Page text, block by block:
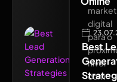
Best
digital
para o
nível
com